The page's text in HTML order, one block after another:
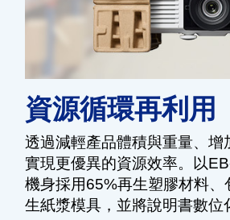
資源循環再利用
透過減輕產品體積與重量、
實現更優異的資源效率。以
機身採用65%再生塑膠材料
生紙漿模具，並將說明書數位